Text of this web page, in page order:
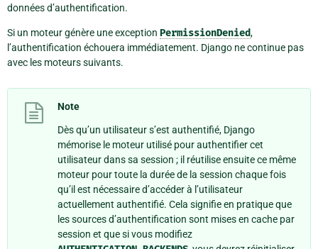
données d’authentification.
Si un moteur génère une exception PermissionDenied,
l’authentification échouera immédiatement. Django ne continue pas
avec les moteurs suivants.
Note
Dès qu’un utilisateur s’est authentifié, Django
mémorise le moteur utilisé pour authentifier cet
utilisateur dans sa session ; il réutilise ensuite ce même
moteur pour toute la durée de la session chaque fois
qu’il est nécessaire d’accéder à l’utilisateur
actuellement authentifié. Cela signifie en pratique que
les sources d’authentification sont mises en cache par
session et que si vous modifiez